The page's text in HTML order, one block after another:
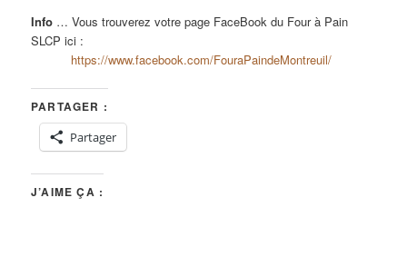
Info … Vous trouverez votre page FaceBook du Four à Pain
SLCP ici :
https://www.facebook.com/FouraPaindeMontreuil/
PARTAGER :
Partager
J’AIME ÇA :